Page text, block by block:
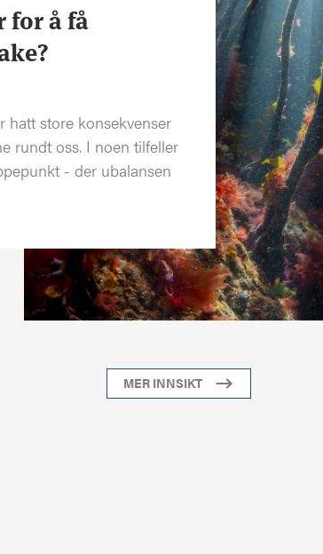
for å få
hatt store konsekvenser
rundt oss. I noen tilfeller
- der ubalansen
MER INNSIKT